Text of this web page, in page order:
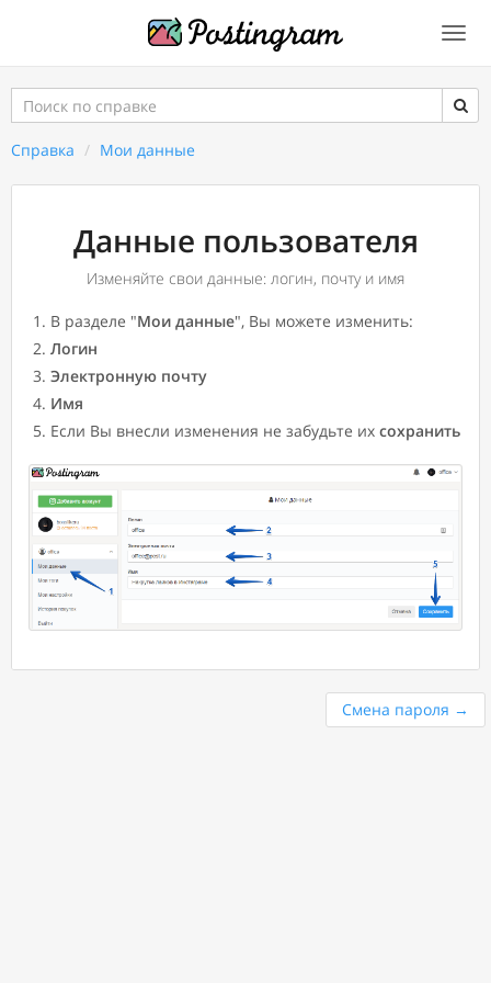
Поиск
по
справке
Справка Мои данные
Данные пользователя
Изменяйте свои данные: логин, почту и имя
В разделе "Мои данные", Вы можете изменить:
Логин
Электронную почту
Имя
Если Вы внесли изменения не забудьте их сохранить
Смена пароля →